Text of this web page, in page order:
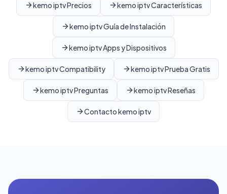
kemo iptv Precios kemo iptv Características
kemo iptv Guía de Instalación
kemo iptv Apps y Dispositivos
kemo iptv Compatibility kemo iptv Prueba Gratis
kemo iptv Preguntas kemo iptv Reseñas
Contacto kemo iptv